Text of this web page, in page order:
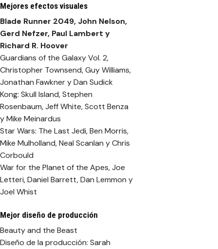
Mejores efectos visuales
Blade Runner 2049, John Nelson,
Gerd Nefzer, Paul Lambert y
Richard R. Hoover
Guardians of the Galaxy Vol. 2,
Christopher Townsend, Guy Williams,
Jonathan Fawkner y Dan Sudick
Kong: Skull Island, Stephen
Rosenbaum, Jeff White, Scott Benza
y Mike Meinardus
Star Wars: The Last Jedi, Ben Morris,
Mike Mulholland, Neal Scanlan y Chris
Corbould
War for the Planet of the Apes, Joe
Letteri, Daniel Barrett, Dan Lemmon y
Joel Whist
Mejor diseño de producción
Beauty and the Beast
Diseño de la producción: Sarah